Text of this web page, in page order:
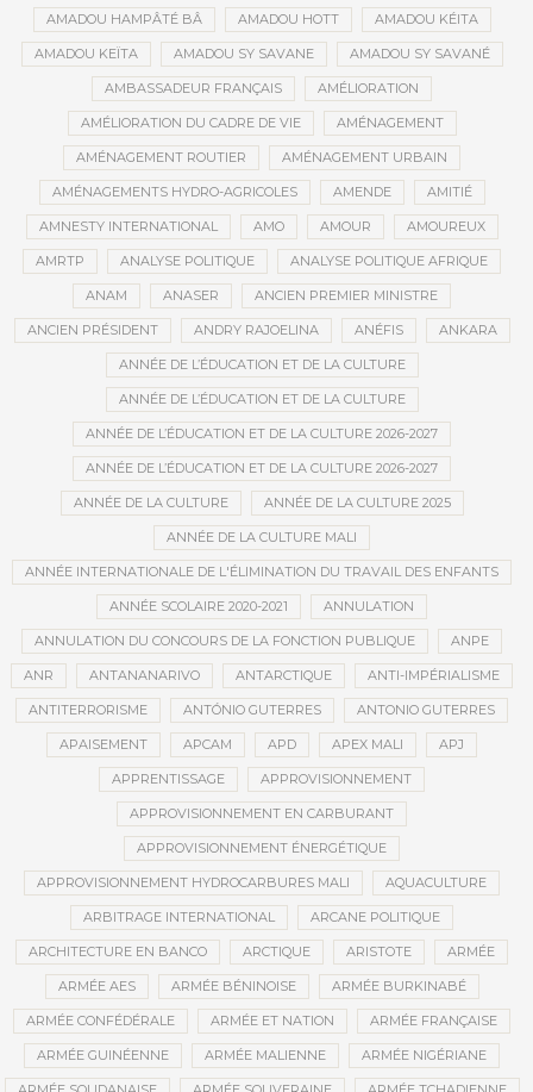
AMADOU HAMPÂTÉ BÂ AMADOU HOTT AMADOU KÉITA
AMADOU KEÏTA AMADOU SY SAVANE AMADOU SY SAVANÉ
AMBASSADEUR FRANÇAIS AMÉLIORATION
AMÉLIORATION DU CADRE DE VIE AMÉNAGEMENT
AMÉNAGEMENT ROUTIER AMÉNAGEMENT URBAIN
AMÉNAGEMENTS HYDRO-AGRICOLES AMENDE AMITIÉ
AMNESTY INTERNATIONAL AMO AMOUR AMOUREUX
AMRTP ANALYSE POLITIQUE ANALYSE POLITIQUE AFRIQUE
ANAM ANASER ANCIEN PREMIER MINISTRE
ANCIEN PRÉSIDENT ANDRY RAJOELINA ANÉFIS ANKARA
ANNÉE DE L’ÉDUCATION ET DE LA CULTURE
ANNÉE DE L’ÉDUCATION ET DE LA CULTURE
ANNÉE DE L’ÉDUCATION ET DE LA CULTURE 2026-2027
ANNÉE DE L’ÉDUCATION ET DE LA CULTURE 2026-2027
ANNÉE DE LA CULTURE ANNÉE DE LA CULTURE 2025
ANNÉE DE LA CULTURE MALI
ANNÉE INTERNATIONALE DE L'ÉLIMINATION DU TRAVAIL DES ENFANTS
ANNÉE SCOLAIRE 2020-2021 ANNULATION
ANNULATION DU CONCOURS DE LA FONCTION PUBLIQUE ANPE
ANR ANTANANARIVO ANTARCTIQUE ANTI-IMPÉRIALISME
ANTITERRORISME ANTÓNIO GUTERRES ANTONIO GUTERRES
APAISEMENT APCAM APD APEX MALI APJ
APPRENTISSAGE APPROVISIONNEMENT
APPROVISIONNEMENT EN CARBURANT
APPROVISIONNEMENT ÉNERGÉTIQUE
APPROVISIONNEMENT HYDROCARBURES MALI AQUACULTURE
ARBITRAGE INTERNATIONAL ARCANE POLITIQUE
ARCHITECTURE EN BANCO ARCTIQUE ARISTOTE ARMÉE
ARMÉE AES ARMÉE BÉNINOISE ARMÉE BURKINABÉ
ARMÉE CONFÉDÉRALE ARMÉE ET NATION ARMÉE FRANÇAISE
ARMÉE GUINÉENNE ARMÉE MALIENNE ARMÉE NIGÉRIANE